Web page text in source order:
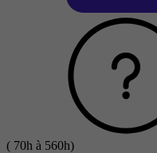
( 70h à 560h)